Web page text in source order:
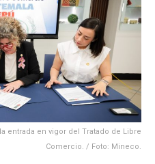
entrada en vigor del Tratado de Libre
Comercio. / Foto: Mineco.